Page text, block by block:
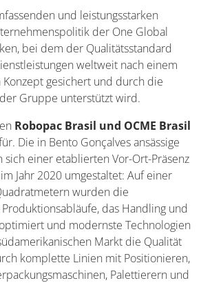
und leistungsstarken
der One Global
bei dem der Qualitätsstandard
weltweit nach einem
gesichert und durch die
Gruppe unterstützt wird.
Robopac Brasil und OCME Brasil
Die in Bento Gonçalves ansässige
sich einer etablierten Vor-Ort-Präsenz
Jahr 2020 umgestaltet: Auf einer
wurden die
das Handling und
und modernste Technologien
Markt die Qualität
komplette Linien mit Positionieren,
Palettierern und